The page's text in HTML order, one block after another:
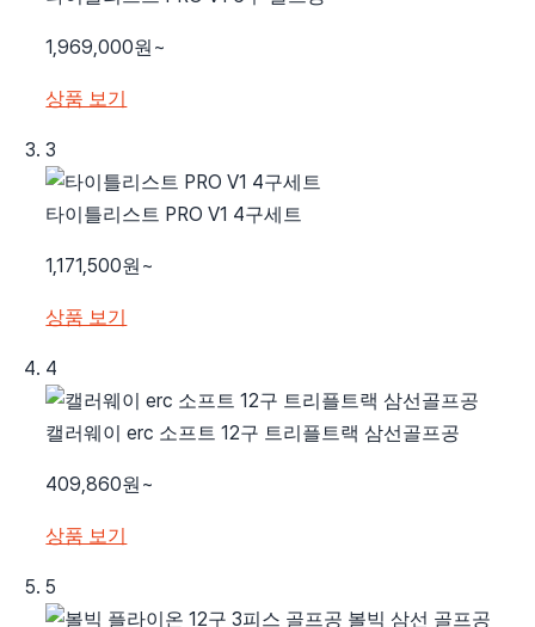
1,969,000원~
상품 보기
3
타이틀리스트 PRO V1 4구세트
1,171,500원~
상품 보기
4
캘러웨이 erc 소프트 12구 트리플트랙 삼선골프공
409,860원~
상품 보기
5